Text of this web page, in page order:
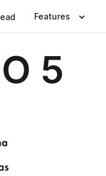
Features
5